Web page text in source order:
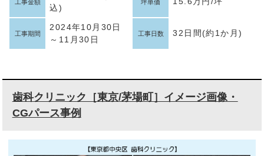
工事金額
込)
坪単価
工事期間
2024年10月30日
～11月30日
工事日数 32日間(約1か月)
歯科クリニック［東京/茅場町］イメージ画像・
CGパース事例